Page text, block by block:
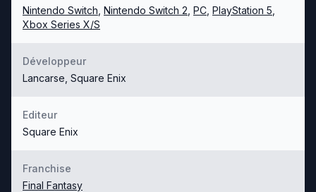
Nintendo Switch Nintendo Switch 2 PC PlayStation 5
Xbox Series X/S
Développeur
Lancarse, Square Enix
Editeur
Square Enix
Franchise
Final Fantasy